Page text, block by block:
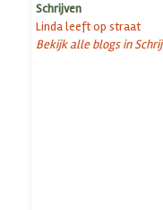
Schrijven
Linda leeft op straat
Bekijk alle blogs in